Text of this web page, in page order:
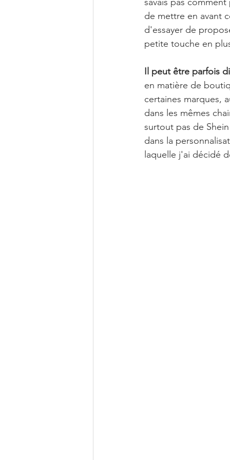
de mettre en avant
d'essayer de
petite touche en
Il peut être parfois
en matière de
certaines marques,
dans les mêmes
surtout pas de
dans la
laquelle j'ai décidé